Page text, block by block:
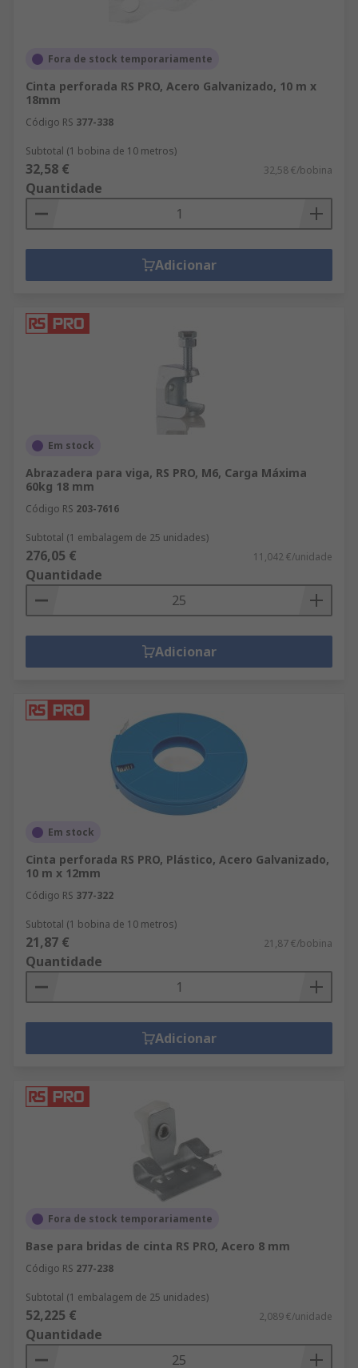
Fora de stock temporariamente
Cinta perforada RS PRO, Acero Galvanizado, 10 m x
18mm
Código RS 377-338
Subtotal (1 bobina de 10 metros)
32,58 € 32,58 €/bobina
Quantidade
Adicionar
Em stock
Abrazadera para viga, RS PRO, M6, Carga Máxima
60kg 18 mm
Código RS 203-7616
Subtotal (1 embalagem de 25 unidades)
276,05 € 11,042 €/unidade
Quantidade
Adicionar
Em stock
Cinta perforada RS PRO, Plástico, Acero Galvanizado,
10 m x 12mm
Código RS 377-322
Subtotal (1 bobina de 10 metros)
21,87 € 21,87 €/bobina
Quantidade
Adicionar
Fora de stock temporariamente
Base para bridas de cinta RS PRO, Acero 8 mm
Código RS 277-238
Subtotal (1 embalagem de 25 unidades)
52,225 € 2,089 €/unidade
Quantidade